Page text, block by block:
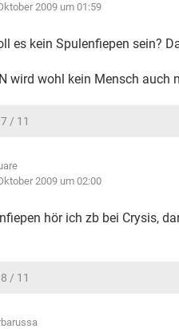
2009 um 01:59
es kein Spulenfiepen sein?
wird wohl kein Mensch auch
/ 11
2009 um 02:00
hör ich zb bei Crysis,
/ 11